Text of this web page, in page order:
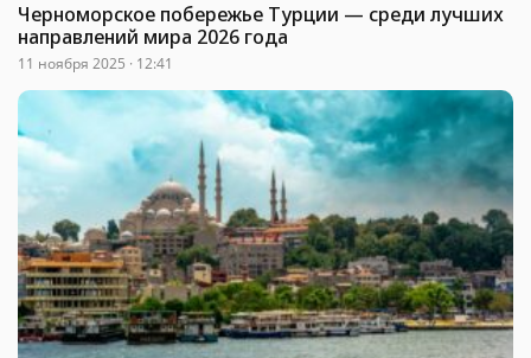
Черноморское побережье Турции — среди лучших
направлений мира 2026 года
11 ноября 2025 · 12:41